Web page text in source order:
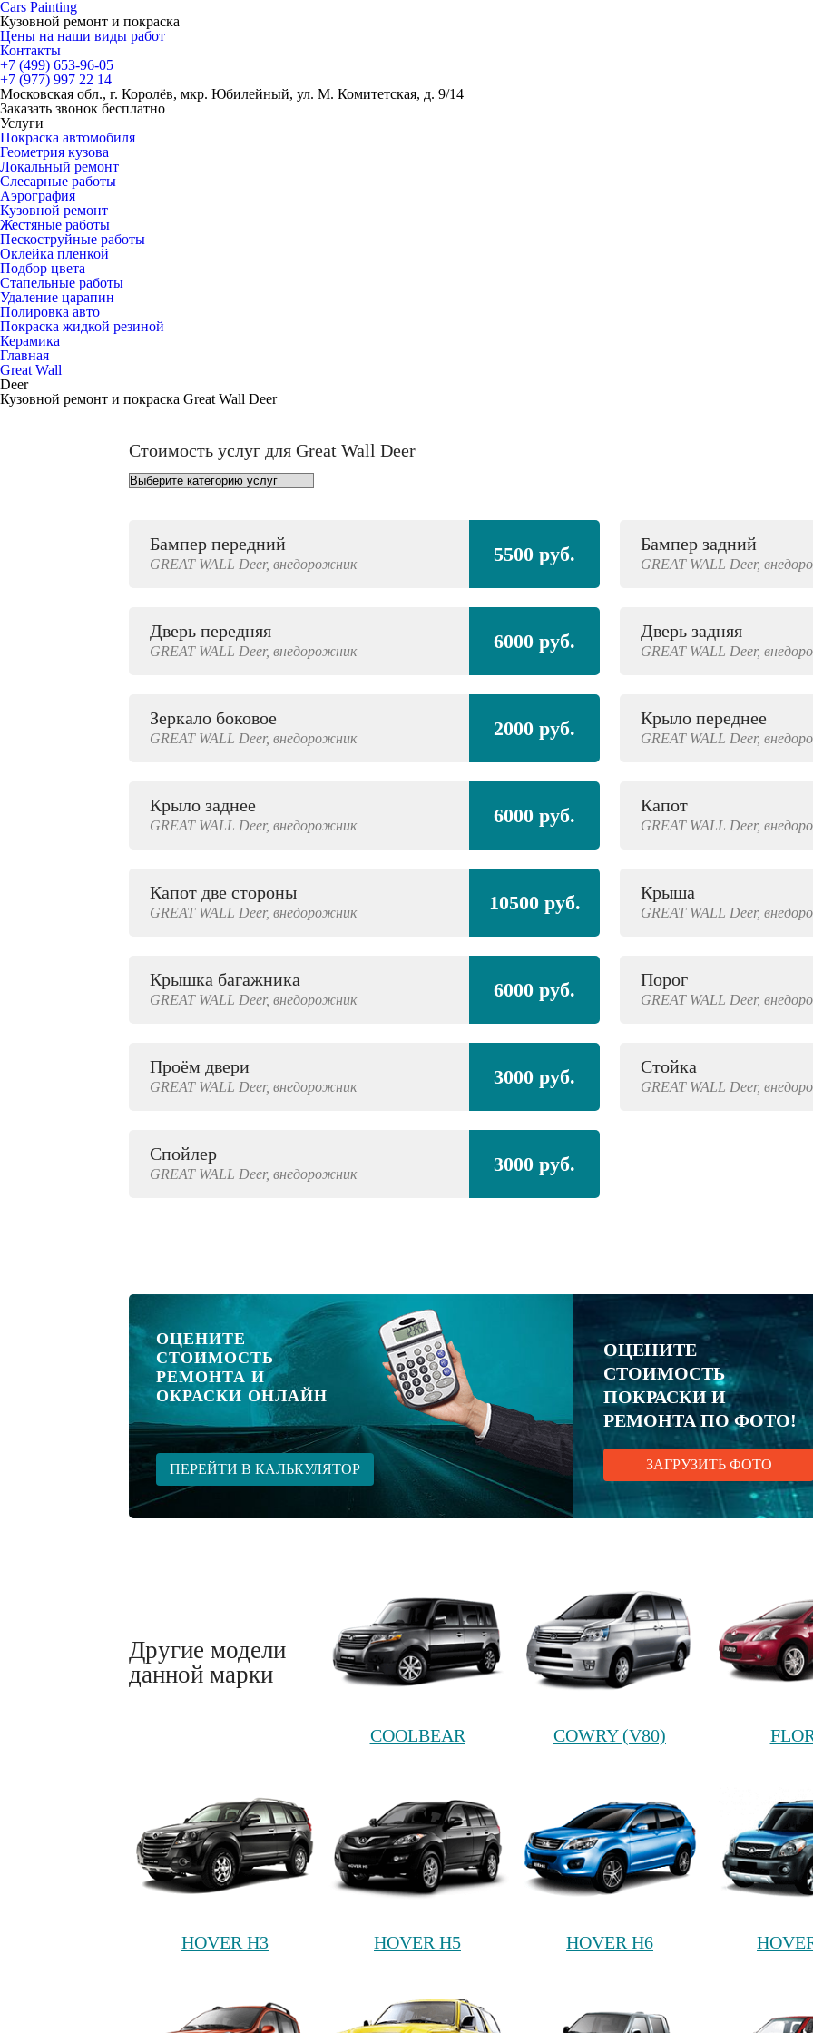
Cars Painting
Кузовной ремонт и покраска
Цены на наши виды работ
Контакты
+7 (499) 653-96-05
+7 (977) 997 22 14
Московская обл., г. Королёв, мкр. Юбилейный, ул. М. Комитетская, д. 9/14
Заказать звонок бесплатно
Услуги
Покраска автомобиля
Геометрия кузова
Локальный ремонт
Слесарные работы
Аэрография
Кузовной ремонт
Жестяные работы
Пескоструйные работы
Оклейка пленкой
Подбор цвета
Стапельные работы
Удаление царапин
Полировка авто
Покраска жидкой резиной
Керамика
Главная
Great Wall
Deer
Кузовной ремонт и покраска Great Wall Deer
Стоимость услуг для Great Wall Deer
Бампер передний
GREAT WALL Deer, внедорожник 5500 руб. Бампер задний
GREAT WALL Deer,
Дверь передняя
GREAT WALL Deer, внедорожник 6000 руб. Дверь задняя
GREAT WALL Deer,
Зеркало боковое
GREAT WALL Deer, внедорожник 2000 руб. Крыло переднее
GREAT WALL Deer,
Крыло заднее
GREAT WALL Deer, внедорожник 6000 руб. Капот
GREAT WALL Deer,
Капот две стороны
GREAT WALL Deer, внедорожник 10500 руб. Крыша
GREAT WALL Deer,
Крышка багажника
GREAT WALL Deer, внедорожник 6000 руб. Порог
GREAT WALL Deer,
Проём двери
GREAT WALL Deer, внедорожник 3000 руб. Стойка
GREAT WALL Deer,
Спойлер
GREAT WALL Deer, внедорожник 3000 руб.
ОЦЕНИТЕ
СТОИМОСТЬ
РЕМОНТА И
ОКРАСКИ ОНЛАЙН
ПЕРЕЙТИ В КАЛЬКУЛЯТОР
ОЦЕНИТЕ
СТОИМОСТЬ
ПОКРАСКИ И
РЕМОНТА ПО ФОТО!
ЗАГРУЗИТЬ ФОТО
Другие модели
данной марки
COOLBEAR COWRY (V80)
HOVER H3 HOVER H5 HOVER H6